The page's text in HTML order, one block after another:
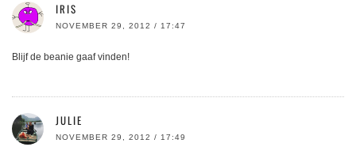
IRIS
NOVEMBER 29, 2012 / 17:47
Blijf de beanie gaaf vinden!
JULIE
NOVEMBER 29, 2012 / 17:49